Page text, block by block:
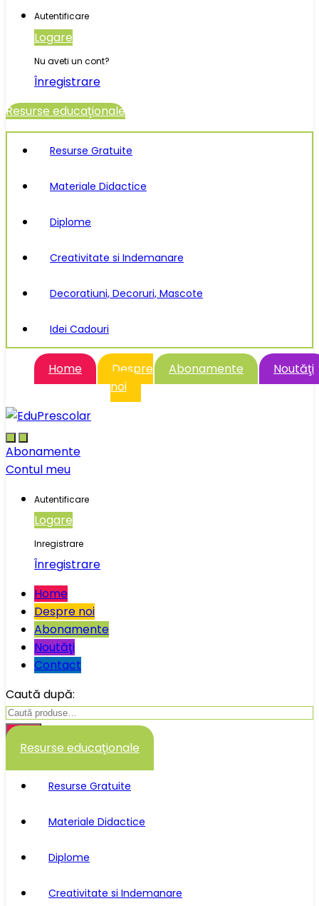
Autentificare
Logare
Nu aveti un cont?
Înregistrare
Resurse educaţionale
Resurse Gratuite
Materiale Didactice
Diplome
Creativitate si Indemanare
Decoratiuni, Decoruri, Mascote
Idei Cadouri
Home
Despre
noi
Abonamente Noutăţi
Abonamente
Contul meu
Autentificare
Logare
Inregistrare
Înregistrare
Home
Despre noi
Abonamente
Noutăţi
Contact
Caută după:
Caută
Resurse educaţionale
Resurse Gratuite
Materiale Didactice
Diplome
Creativitate si Indemanare